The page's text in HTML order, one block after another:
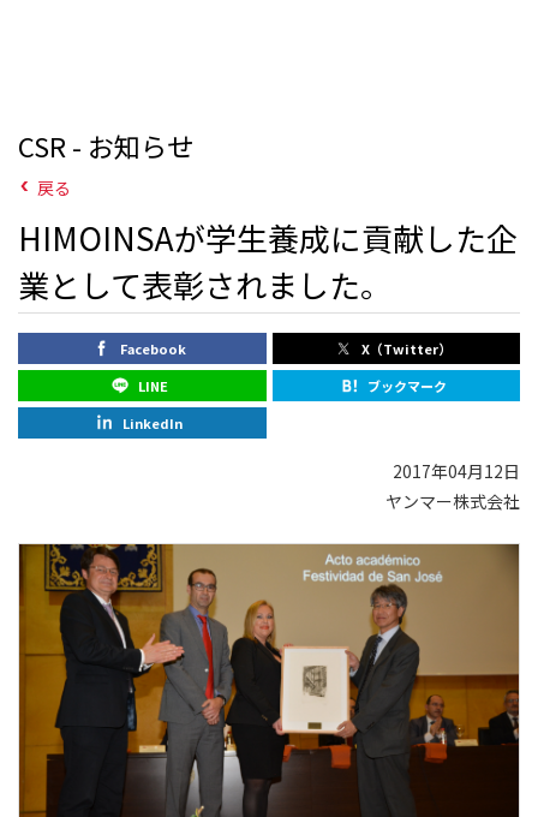
CSR - お知らせ
戻る
HIMOINSAが学生養成に貢献した企
業として表彰されました。
Facebook
X（Twitter）
LINE
ブックマーク
LinkedIn
2017年04月12日
ヤンマー株式会社